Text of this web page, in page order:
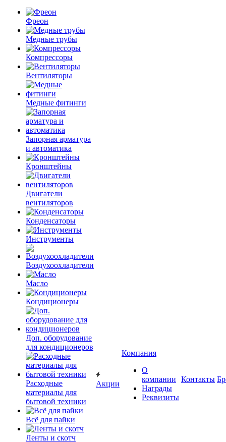
Фреон
Медные трубы
Компрессоры
Вентиляторы
Медные фитинги
Запорная арматура
и автоматика
Кронштейны
Двигатели
вентиляторов
Конденсаторы
Инструменты
Воздухоохладители
Масло
Кондиционеры
Доп. оборудование
для кондиционеров
Расходные
материалы для
бытовой техники
Всё для пайки
Ленты и скотч
Акции
Компания
О
компании
Награды
Реквизиты
Контакты